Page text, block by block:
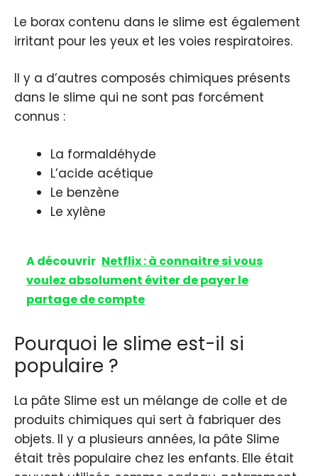
Le borax contenu dans le slime est également
irritant pour les yeux et les voies respiratoires.
Il y a d’autres composés chimiques présents
dans le slime qui ne sont pas forcément
connus :
La formaldéhyde
L’acide acétique
Le benzène
Le xylène
A découvrir Netflix : à connaitre si vous
voulez absolument éviter de payer le
partage de compte
Pourquoi le slime est-il si
populaire ?
La pâte Slime est un mélange de colle et de
produits chimiques qui sert à fabriquer des
objets. Il y a plusieurs années, la pâte Slime
était très populaire chez les enfants. Elle était